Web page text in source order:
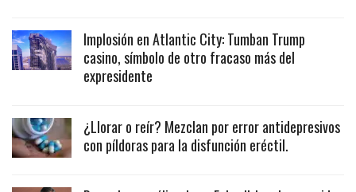
Implosión en Atlantic City: Tumban Trump
casino, símbolo de otro fracaso más del
expresidente
¿Llorar o reír? Mezclan por error antidepresivos
con píldoras para la disfunción eréctil.